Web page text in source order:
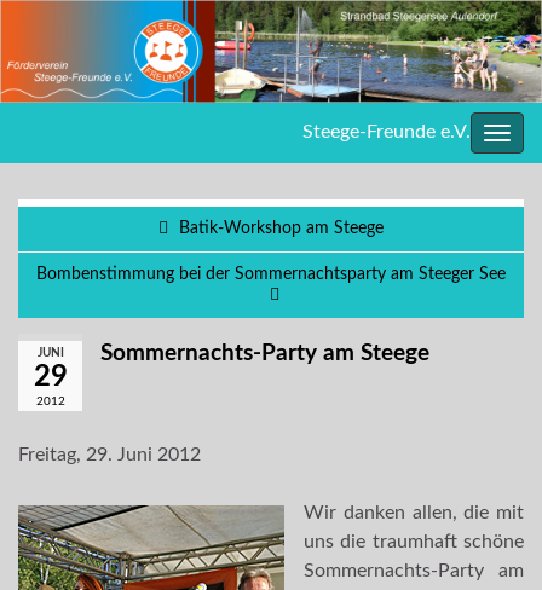
Steege-Freunde e.V.
Batik-Workshop am Steege
Bombenstimmung bei der Sommernachtsparty am Steeger See
JUNI
29
2012
Sommernachts-Party am Steege
Freitag, 29. Juni 2012
Wir danken allen, die mit
uns die traumhaft schöne
Sommernachts-Party am